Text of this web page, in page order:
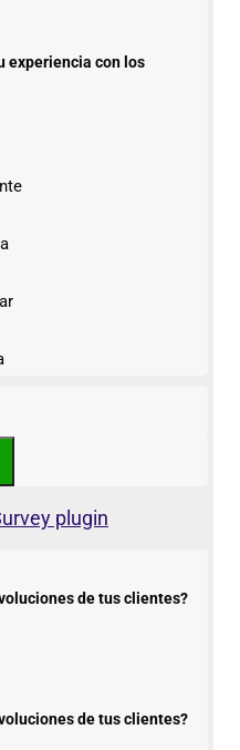
experiencia con los
plugin
de tus clientes?
de tus clientes?